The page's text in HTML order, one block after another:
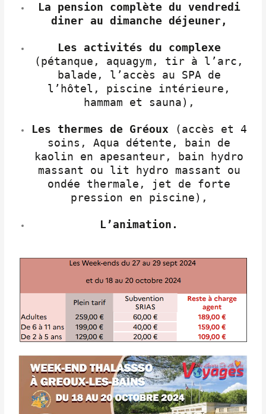
La pension complète du vendredi
dinerau dimanche déjeuner,
Les activités du complexe
(pétanque, aquagym, tir à l’arc,
balade, l’accès au SPA de
l’hôtel, piscine intérieure,
hammam et sauna),
Les thermes de Gréoux (accès et 4
soins, Aqua détente, bain de
kaolin en apesanteur, bain hydro
massant ou lit hydro massant ou
ondée thermale, jet de forte
pression en piscine),
L’animation.